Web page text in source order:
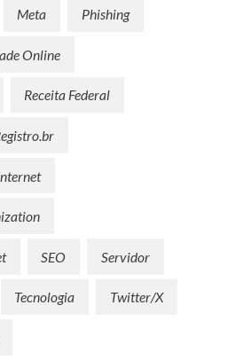
Meta Phishing
Online
Receita Federal
SEO Servidor
Tecnologia Twitter/X